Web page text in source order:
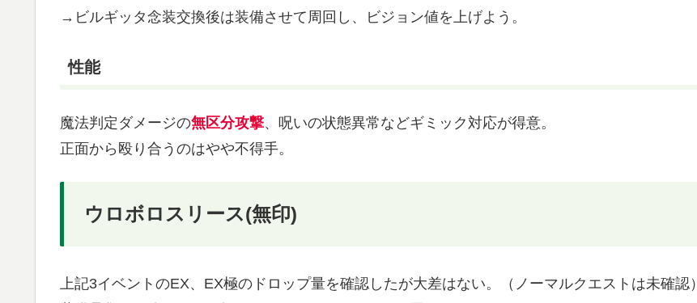
→ビルギッタ念装交換後は装備させて周回し、ビジョン値を上げよう。
性能
魔法判定ダメージの無区分攻撃、呪いの状態異常などギミック対応が得意。
正面から殴り合うのはやや不得手。
ウロボロスリース(無印)
上記3イベントのEX、EX極のドロップ量を確認したが大差はない。（ノーマルクエストは未確認）